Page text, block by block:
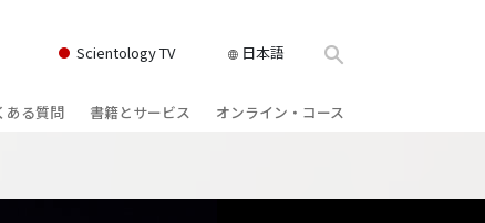
Scientology TV 日本語
ある質問 書籍とサービス オンライン・コース